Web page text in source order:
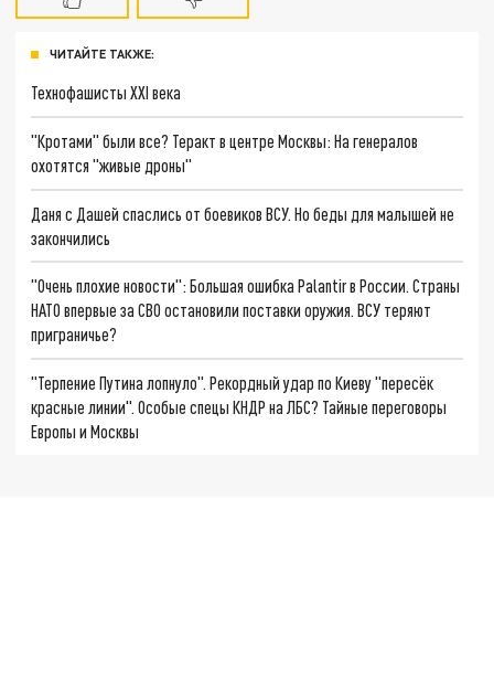
ЧИТАЙТЕ ТАКЖЕ:
Технофашисты XXI века
"Кротами" были все? Теракт в центре Москвы: На генералов
охотятся "живые дроны"
Даня с Дашей спаслись от боевиков ВСУ. Но беды для малышей не
закончились
"Очень плохие новости": Большая ошибка Palantir в России. Страны
НАТО впервые за СВО остановили поставки оружия. ВСУ теряют
приграничье?
"Терпение Путина лопнуло". Рекордный удар по Киеву "пересёк
красные линии". Особые спецы КНДР на ЛБС? Тайные переговоры
Европы и Москвы